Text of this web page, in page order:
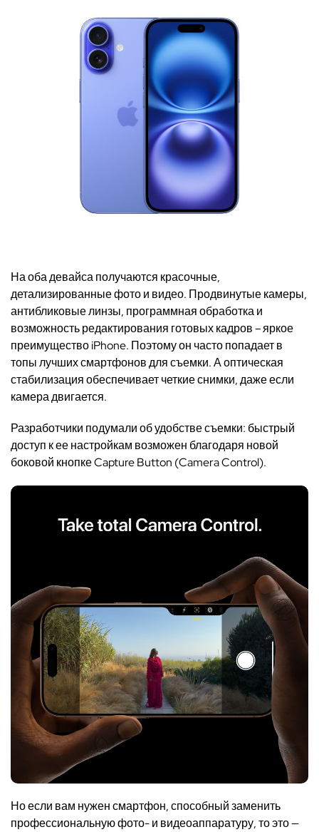
На оба девайса получаются красочные,
детализированные фото и видео. Продвинутые камеры,
антибликовые линзы, программная обработка и
возможность редактирования готовых кадров – яркое
преимуществоiPhone. Поэтому он часто попадает в
топы лучших смартфонов для съемки.А оптическая
стабилизация обеспечивает четкие снимки, даже если
камера двигается.
Разработчики подумали об удобствесъемки: быстрый
доступ к ее настройкам возможен благодаря новой
боковой кнопке Capture Button (Camera Control).
Но если вам нужен смартфон, способный заменить
профессиональную фото- и видеоаппаратуру, то это —